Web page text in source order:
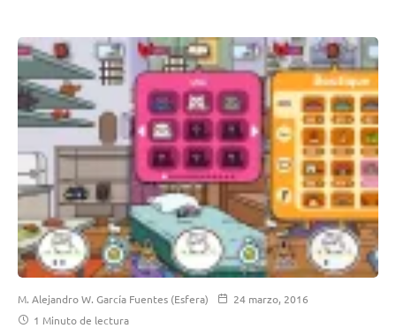
M. Alejandro W. García Fuentes (Esfera)
24 marzo, 2016
1 Minuto de lectura